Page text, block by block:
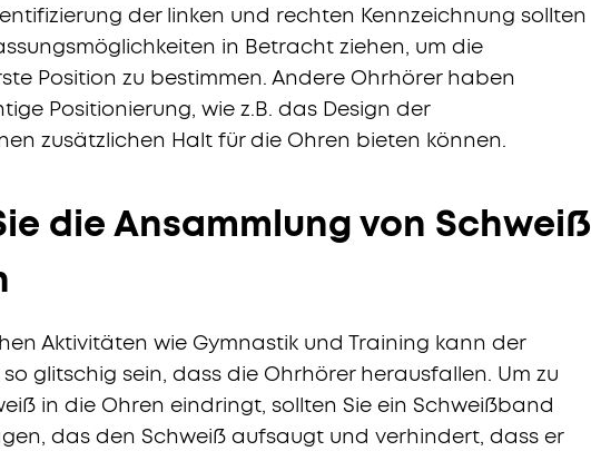
der linken und rechten Kennzeichnung sollten
in Betracht ziehen, um die
Position zu bestimmen. Andere Ohrhörer haben
Positionierung, wie z.B. das Design der
zusätzlichen Halt für die Ohren bieten können.
die Ansammlung von Schweiß
Aktivitäten wie Gymnastik und Training kann der
glitschig sein, dass die Ohrhörer herausfallen. Um zu
in die Ohren eindringt, sollten Sie ein Schweißband
das den Schweiß aufsaugt und verhindert, dass er